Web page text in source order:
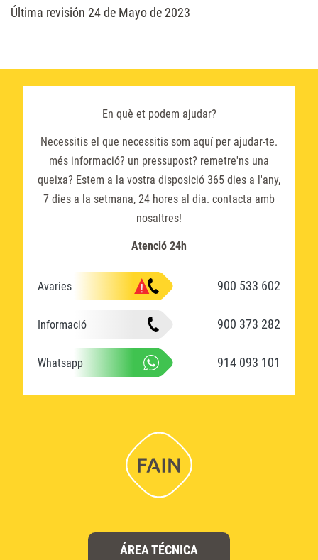
Última revisión 24 de Mayo de 2023
En què et podem ajudar?
Necessitis el que necessitis som aquí per ajudar-te.
més informació? un pressupost? remetre'ns una
queixa? Estem a la vostra disposició 365 dies a l'any,
7 dies a la setmana, 24 hores al dia. contacta amb
nosaltres!
Atenció 24h
Avaries 900 533 602
Informació 900 373 282
Whatsapp 914 093 101
ÁREA TÉCNICA